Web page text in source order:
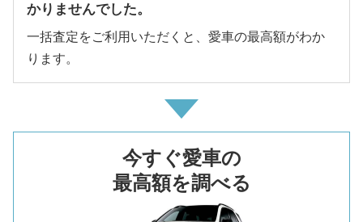
かりませんでした。
一括査定をご利用いただくと、愛車の最高額がわか
ります。
今すぐ愛車の
最高額を調べる